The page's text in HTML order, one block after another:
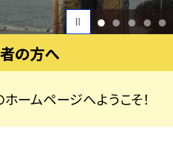
1 2 3 4 5
の方へ
ームページへようこそ！